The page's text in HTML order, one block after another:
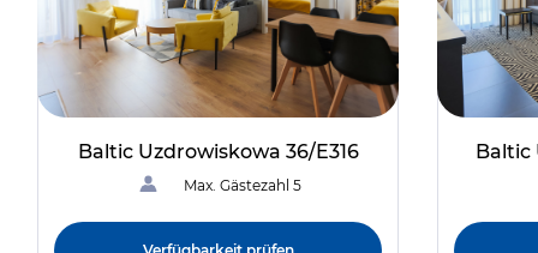
Baltic Uzdrowiskowa 36/E316
Max. Gästezahl 5
Baltic